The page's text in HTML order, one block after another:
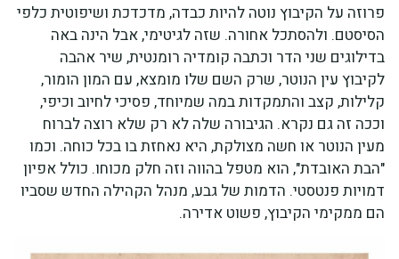
פרוזה על הקיבוץ נוטה להיות כבדה, מדכדכת ושיפוטית כלפי
הסיסטם. ולהסתכל אחורה. שזה לגיטימי, אבל הינה באה
בדילוגים שני הדר וכתבה קומדיה רומנטית, שיר אהבה
לקיבוץ עין הנוטר, שרק השם שלו מומצא, עם המון הומור,
קלילות, קצב והתמקדות במה שמיוחד, פסיכי לחיוב וכיפי,
וככה זה גם נקרא. הגיבורה שלה לא רק שלא רוצה לברוח
מעין הנוטר או חשה מצולקת, היא נאחזת בו בכל כוחה. וכמו
"הבת האובדת", הוא מטפל בהווה וזה חלק מכוחו. כולל אפיון
דמויות פנטסטי. הדמות של גבע, מנהל הקהילה החדש שסביו
הם ממקימי הקיבוץ, פשוט אדירה.